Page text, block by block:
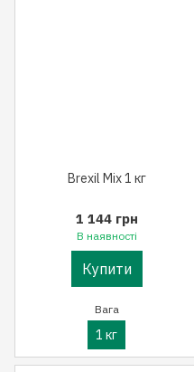
Brexil Mix 1 кг
1 144 грн
В наявності
Купити
Вага
1 кг